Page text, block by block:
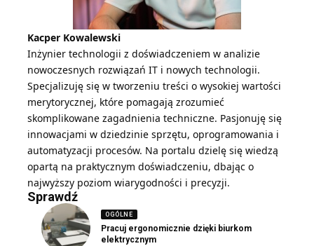
Kacper Kowalewski
Inżynier technologii z doświadczeniem w analizie
nowoczesnych rozwiązań IT i nowych technologii.
Specjalizuję się w tworzeniu treści o wysokiej wartości
merytorycznej, które pomagają zrozumieć
skomplikowane zagadnienia techniczne. Pasjonuję się
innowacjami w dziedzinie sprzętu, oprogramowania i
automatyzacji procesów. Na portalu dzielę się wiedzą
opartą na praktycznym doświadczeniu, dbając o
najwyższy poziom wiarygodności i precyzji.
Sprawdź
OGÓLNE
Pracuj ergonomicznie dzięki biurkom
elektrycznym